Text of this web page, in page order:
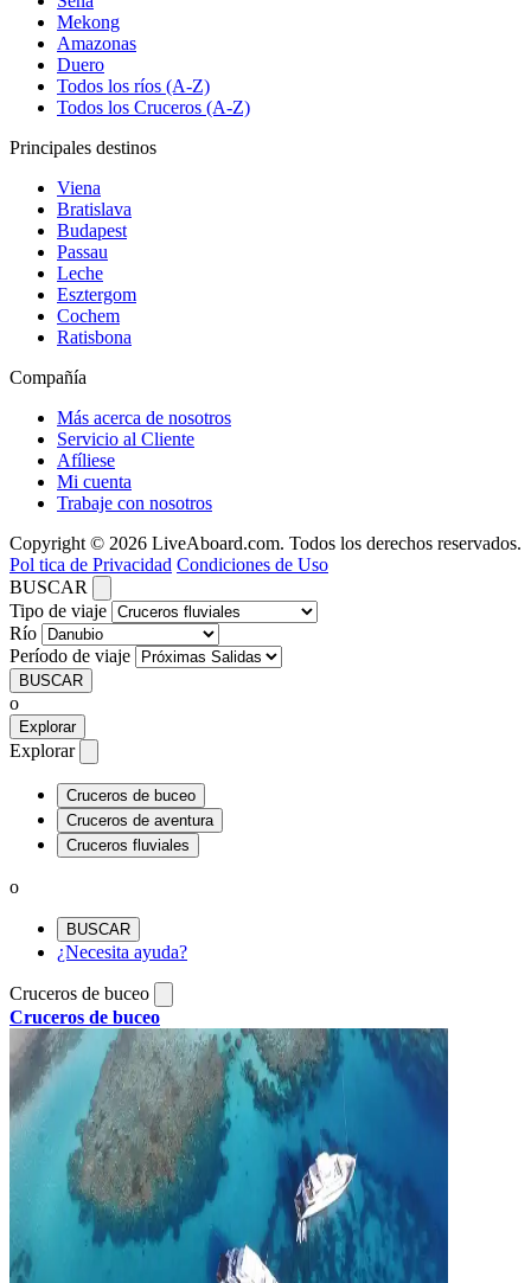
Mekong
Amazonas
Duero
Todos los ríos (A-Z)
Todos los Cruceros (A-Z)
Principales destinos
Viena
Bratislava
Budapest
Passau
Leche
Esztergom
Cochem
Ratisbona
Compañía
Más acerca de nosotros
Servicio al Cliente
Afíliese
Mi cuenta
Trabaje con nosotros
Copyright © 2026 LiveAboard.com. Todos los derechos reservados.
Pol tica de Privacidad Condiciones de Uso
BUSCAR
Tipo de viaje
Río
Período de viaje
BUSCAR
o
Explorar
Explorar
Cruceros de buceo
Cruceros de aventura
Cruceros fluviales
o
BUSCAR
¿Necesita ayuda?
Cruceros de buceo
Cruceros de buceo